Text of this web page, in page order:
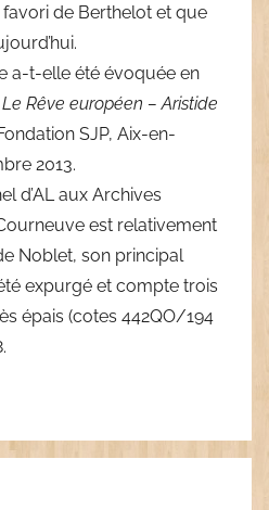
de Berthelot et que
a-t-elle été évoquée en
Le Rêve européen – Aristide
SJP, Aix-en-
2013.
d’AL aux Archives
est relativement
Noblet, son principal
expurgé et compte trois
épais (cotes 442QO/194